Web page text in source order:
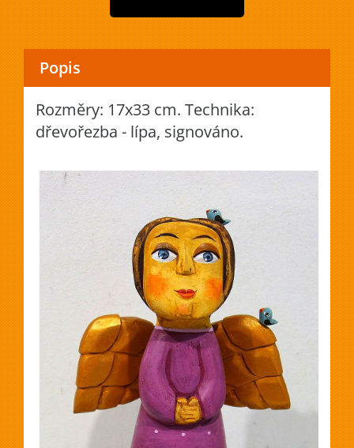
Popis
Rozměry: 17x33 cm. Technika:
dřevořezba - lípa, signováno.